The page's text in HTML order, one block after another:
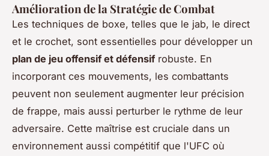
Amélioration de la Stratégie de Combat
Les techniques de boxe, telles que le jab, le direct
et le crochet, sont essentielles pour développer un
plan de jeu offensif et défensifrobuste. En
incorporant ces mouvements, les combattants
peuvent non seulement augmenter leur précision
de frappe, mais aussi perturber le rythme de leur
adversaire. Cette maîtrise est cruciale dans un
environnement aussi compétitif que l'UFC où